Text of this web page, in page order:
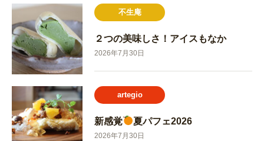
不生庵
２つの美味しさ！アイスもなか
2026年7月30日
artegio
新感覚 夏パフェ2026
2026年7月30日